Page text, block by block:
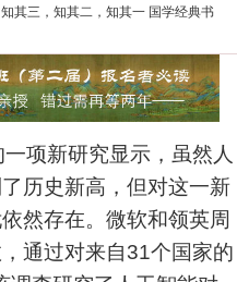
知其三，知其二，知其一 国学经典书
项新研究显示，虽然人
历史新高，但对这一新
然存在。微软和领英周
通过对来自31个国家的